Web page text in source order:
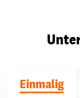
Einmalig